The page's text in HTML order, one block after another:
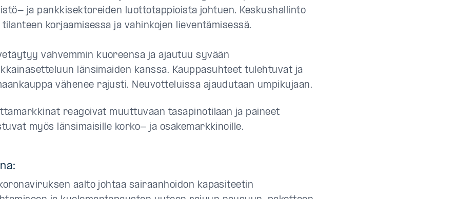
ja pankkisektoreiden luottotappioista johtuen. Keskushallinto
tilanteen korjaamisessa ja vahinkojen lieventämisessä.
vahvemmin kuoreensa ja ajautuu syvään
länsimaiden kanssa. Kauppasuhteet tulehtuvat ja
vähenee rajusti. Neuvotteluissa ajaudutaan umpikujaan.
reagoivat muuttuvaan tasapinotilaan ja paineet
myös länsimaisille korko- ja osakemarkkinoille.
aalto johtaa sairaanhoidon kapasiteetin